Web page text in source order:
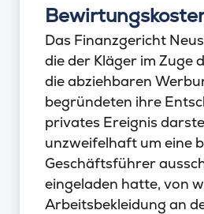
Das Finanzgericht
die der Kläger im
die abziehbaren
begründeten ihre
privates Ereignis
unzweifelhaft um eine
Geschäftsführer
eingeladen hatte, von
Arbeitsbekleidung an